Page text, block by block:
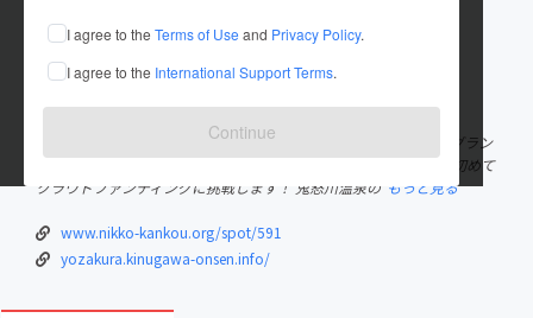
I agree to the Terms of Use and Privacy Policy.
I agree to the International Support Terms.
Continue
これまでに1件のプロジェクトを投稿しています
在住国：日本 現在地：栃木県
出身国：日本 出身地：栃木県
鬼怒川温泉夜桜まつり実行委員会、会長の波木恵美（左：鬼怒川グラン
ドホテル夢の季）、沼尾綾乃（右：鬼怒川タクシー）です。 今回初めて
クラウドファンディングに挑戦します！ 鬼怒川温泉の もっと見る
www.nikko-kankou.org/spot/591
yozakura.kinugawa-onsen.info/